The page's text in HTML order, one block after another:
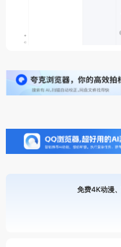
免费4K动漫